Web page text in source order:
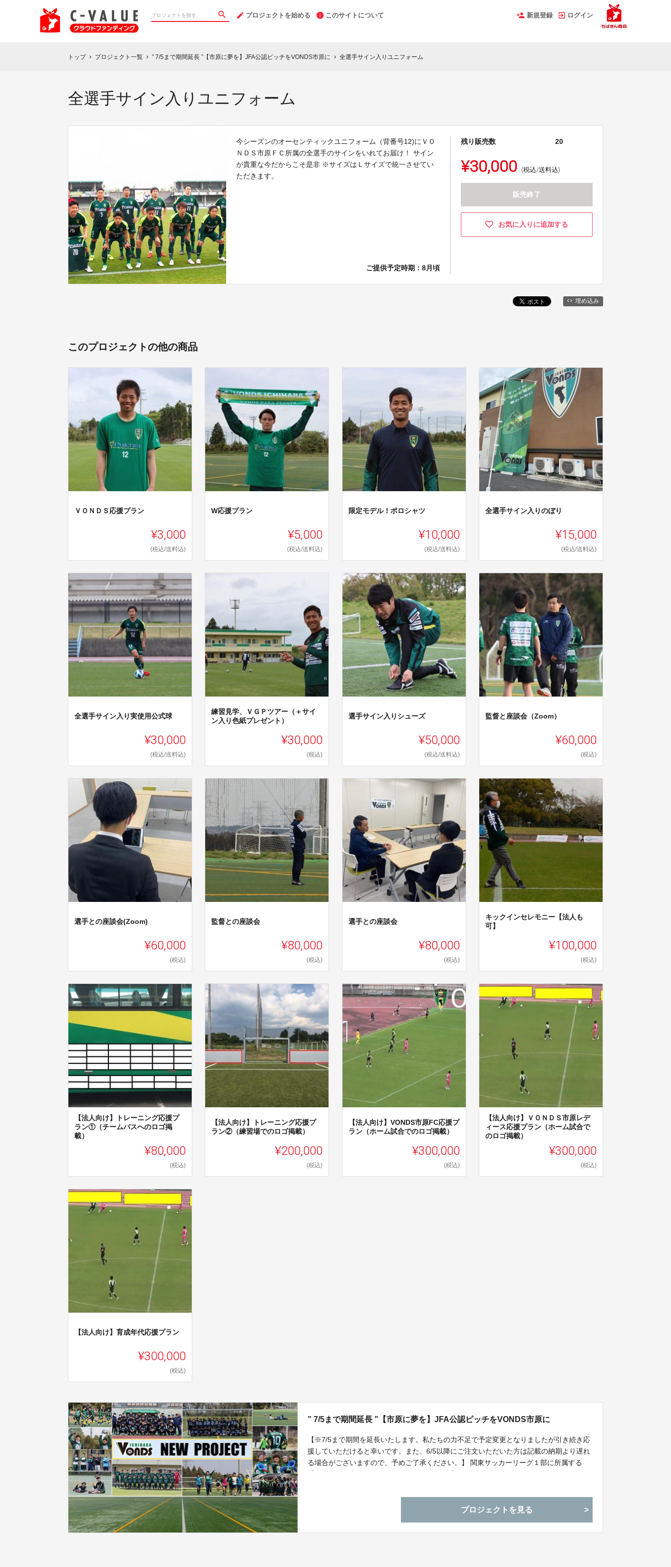
プロジェクトを始める このサイトについて 新規登録 ログイン
トップ chevron_right プロジェクト一覧 chevron_right ” 7/5まで期間延長 ”【市原に夢を】JFA公認ピッチをVONDS市原に chevron_right 全選手サイン入りユニフォーム
全選手サイン入りユニフォーム
今シーズンのオーセンティックユニフォーム（背番号12)にＶＯ
ＮＤＳ市原ＦＣ所属の全選手のサインをいれてお届け！ サイン
が貴重な今だからこそ是非 ※サイズはＬサイズで統一させてい
ただきます。
ご提供予定時期：8月頃
残り販売数 20
¥30,000 (税込/送料込)
販売終了
お気に入りに追加する
埋め込み
このプロジェクトの他の商品
ＶＯＮＤＳ応援プラン
¥3,000
(税込/送料込)
W応援プラン
¥5,000
(税込/送料込)
限定モデル！ポロシャツ
¥10,000
(税込/送料込)
全選手サイン入りのぼり
¥15,000
(税込/送料込)
全選手サイン入り実使用公式球
¥30,000
(税込/送料込)
練習見学、ＶＧＰツアー（＋サイ
ン入り色紙プレゼント）
¥30,000
(税込)
選手サイン入りシューズ
¥50,000
(税込/送料込)
監督と座談会（Zoom）
¥60,000
(税込)
選手との座談会(Zoom)
¥60,000
(税込)
監督との座談会
¥80,000
(税込)
選手との座談会
¥80,000
(税込)
キックインセレモニー【法人も
可】
¥100,000
(税込)
【法人向け】トレーニング応援プ
ラン①（チームバスへのロゴ掲
載）
¥80,000
(税込)
【法人向け】トレーニング応援プ
ラン②（練習場でのロゴ掲載）
¥200,000
(税込)
【法人向け】VONDS市原FC応援プ
ラン（ホーム試合でのロゴ掲載）
¥300,000
(税込)
【法人向け】ＶＯＮＤＳ市原レデ
ィース応援プラン（ホーム試合で
のロゴ掲載）
¥300,000
(税込)
【法人向け】育成年代応援プラン
¥300,000
(税込)
” 7/5まで期間延長 ”【市原に夢を】JFA公認ピッチをVONDS市原に
【※7/5まで期間を延長いたします。私たちの力不足で予定変更となりましたが引き続き応
援していただけると幸いです。また、6/5以降にご注文いただいた方は記載の納期より遅れ
る場合がございますので、予めご了承ください。】 関東サッカーリーグ１部に所属する
しかし、着工には多額な費用が必要、、、皆さまの力をお貸しください！
プロジェクトを見る